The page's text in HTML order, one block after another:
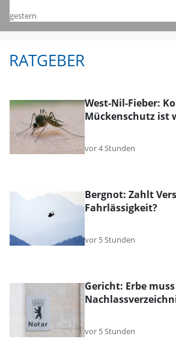
gestern
RATGEBER
West-Nil-Fieber:
Mückenschutz ist
vor 4 Stunden
Bergnot: Zahlt
Fahrlässigkeit?
vor 5 Stunden
Gericht: Erbe
vor 5 Stunden